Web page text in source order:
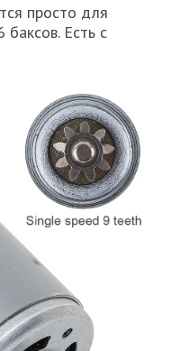
просто для
баксов. Есть с